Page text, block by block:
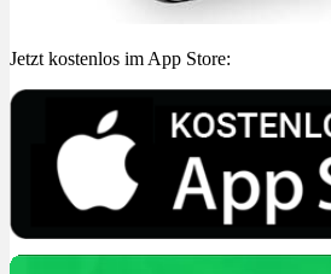
Jetzt kostenlos im App Store: